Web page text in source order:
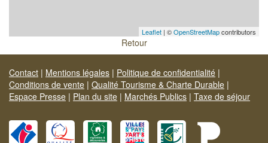
Leaflet | ©OpenStreetMapcontributors
Retour
Contact | Mentions légales | Politique de confidentialité |
Conditions de vente | Qualité Tourisme & Charte Durable |
Espace Presse | Plan du site | Marchés Publics | Taxe de séjour